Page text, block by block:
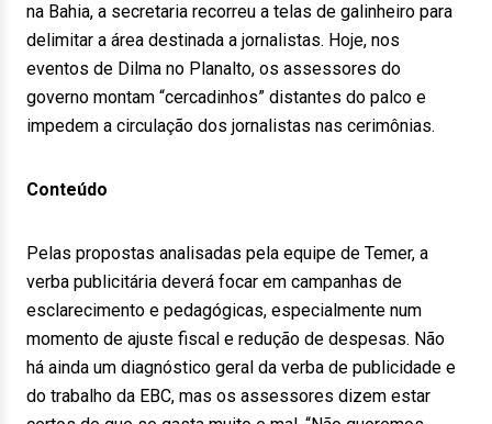
na Bahia, a secretaria recorreu a telas de galinheiro para
delimitar a área destinada a jornalistas. Hoje, nos
eventos de Dilma no Planalto, os assessores do
governo montam “cercadinhos” distantes do palco e
impedem a circulação dos jornalistas nas cerimônias.
Conteúdo
Pelas propostas analisadas pela equipe de Temer, a
verba publicitária deverá focar em campanhas de
esclarecimento e pedagógicas, especialmente num
momento de ajuste fiscal e redução de despesas. Não
há ainda um diagnóstico geral da verba de publicidade e
do trabalho da EBC, mas os assessores dizem estar